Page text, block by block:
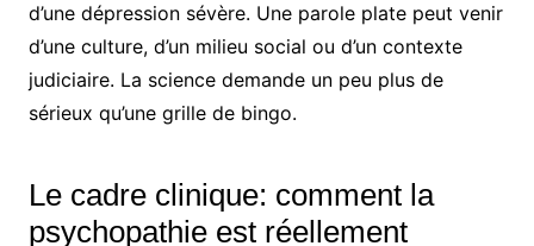
d’une dépression sévère. Une parole plate peut venir
d’une culture, d’un milieu social ou d’un contexte
judiciaire. La science demande un peu plus de
sérieux qu’une grille de bingo.
Le cadre clinique: comment la
psychopathie est réellement